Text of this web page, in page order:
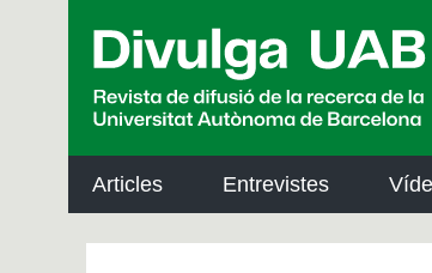
Articles Entrevistes